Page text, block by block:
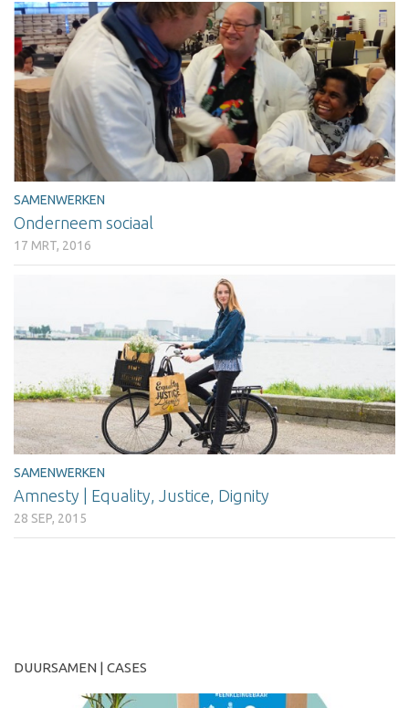
SAMENWERKEN
Onderneem sociaal
17 MRT, 2016
SAMENWERKEN
Amnesty | Equality, Justice, Dignity
28 SEP, 2015
DUURSAMEN | CASES